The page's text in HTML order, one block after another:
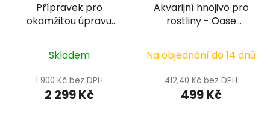
Přípravek pro
okamžitou úpravu
Black water aquatan
5 l
Skladem
1 900 Kč bez DPH
2 299 Kč
Akvarijní hnojivo pro
rostliny - Oase
Fertilizer 20 Tab.
Na objednání do 14 dnů
412,40 Kč bez DPH
499 Kč